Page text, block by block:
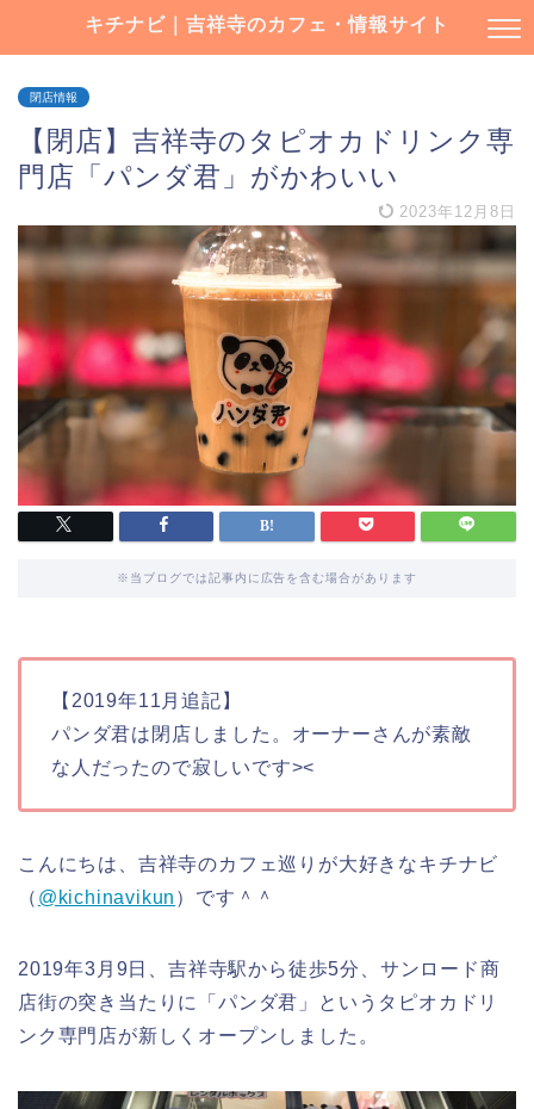
キチナビ｜吉祥寺のカフェ・情報サイト
閉店情報
【閉店】吉祥寺のタピオカドリンク専
門店「パンダ君」がかわいい
2023年12月8日
※当ブログでは記事内に広告を含む場合があります
【2019年11月追記】
パンダ君は閉店しました。オーナーさんが素敵
な人だったので寂しいです><
こんにちは、吉祥寺のカフェ巡りが大好きなキチナビ
（ @kichinavikun ）です＾＾
2019年3月9日、吉祥寺駅から徒歩5分、サンロード商
店街の突き当たりに「パンダ君」というタピオカドリ
ンク専門店が新しくオープンしました。